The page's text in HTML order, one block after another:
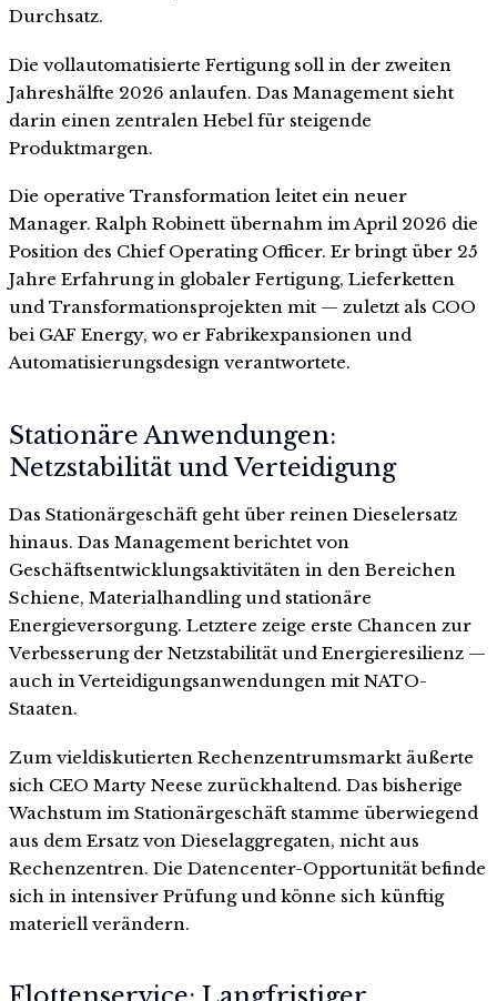
Durchsatz.
Die vollautomatisierte Fertigung soll in der zweiten
Jahreshälfte 2026 anlaufen. Das Management sieht
darin einen zentralen Hebel für steigende
Produktmargen.
Die operative Transformation leitet ein neuer
Manager. Ralph Robinett übernahm im April 2026 die
Position des Chief Operating Officer. Er bringt über 25
Jahre Erfahrung in globaler Fertigung, Lieferketten
und Transformationsprojekten mit — zuletzt als COO
bei GAF Energy, wo er Fabrikexpansionen und
Automatisierungsdesign verantwortete.
Stationäre Anwendungen:
Netzstabilität und Verteidigung
Das Stationärgeschäft geht über reinen Dieselersatz
hinaus. Das Management berichtet von
Geschäftsentwicklungsaktivitäten in den Bereichen
Schiene, Materialhandling und stationäre
Energieversorgung. Letztere zeige erste Chancen zur
Verbesserung der Netzstabilität und Energieresilienz —
auch in Verteidigungsanwendungen mit NATO-
Staaten.
Zum vieldiskutierten Rechenzentrumsmarkt äußerte
sich CEO Marty Neese zurückhaltend. Das bisherige
Wachstum im Stationärgeschäft stamme überwiegend
aus dem Ersatz von Dieselaggregaten, nicht aus
Rechenzentren. Die Datencenter-Opportunität befinde
sich in intensiver Prüfung und könne sich künftig
materiell verändern.